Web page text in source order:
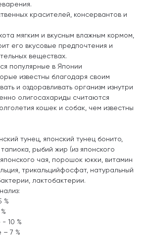
красителей, консервантов и
мягким и вкусным влажным кормом,
его вкусовые предпочтения и
веществах.
популярные в Японии
известны благодаря своим
и оздоравливать организм изнутри
олигосахариды считаются
кошек и собак, чем известны
тунец, японский тунец бонито,
рыбий жир (из японского
чая, порошок юкки, витамин
трикальцийфосфат, натуральный
лактобактерии.
%
10 %
– 7 %